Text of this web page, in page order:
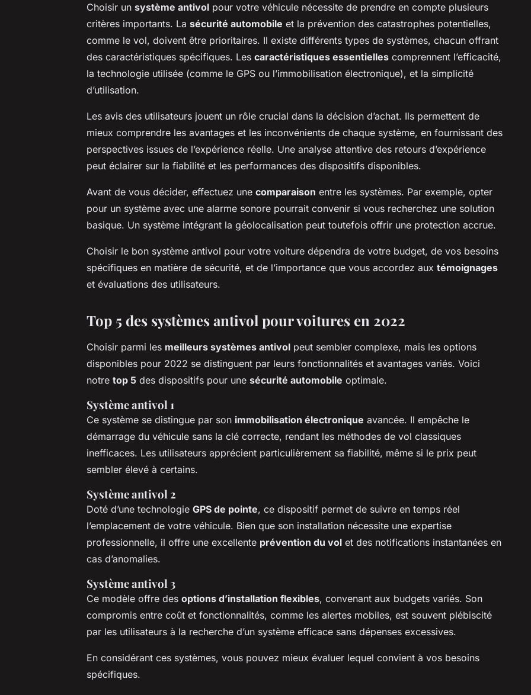
Choisir un système antivol pour votre véhicule nécessite de prendre en compte plusieurs
critères importants. La sécurité automobile et la prévention des catastrophes potentielles,
comme le vol, doivent être prioritaires. Il existe différents types de systèmes, chacun offrant
des caractéristiques spécifiques. Les caractéristiques essentielles comprennent l’efficacité,
la technologie utilisée (comme le GPS ou l’immobilisation électronique), et la simplicité
d’utilisation.
Les avis des utilisateurs jouent un rôle crucial dans la décision d’achat. Ils permettent de
mieux comprendre les avantages et les inconvénients de chaque système, en fournissant des
perspectives issues de l’expérience réelle. Une analyse attentive des retours d’expérience
peut éclairer sur la fiabilité et les performances des dispositifs disponibles.
Avant de vous décider, effectuez une comparaison entre les systèmes. Par exemple, opter
pour un système avec une alarme sonore pourrait convenir si vous recherchez une solution
basique. Un système intégrant la géolocalisation peut toutefois offrir une protection accrue.
Choisir le bon système antivol pour votre voiture dépendra de votre budget, de vos besoins
spécifiques en matière de sécurité, et de l’importance que vous accordez aux témoignages
et évaluations des utilisateurs.
Top 5 des systèmes antivol pour voitures en 2022
Choisir parmi les meilleurs systèmes antivol peut sembler complexe, mais les options
disponibles pour 2022 se distinguent par leurs fonctionnalités et avantages variés. Voici
notre top 5 des dispositifs pour une sécurité automobile optimale.
Système antivol 1
Ce système se distingue par son immobilisation électronique avancée. Il empêche le
démarrage du véhicule sans la clé correcte, rendant les méthodes de vol classiques
inefficaces. Les utilisateurs apprécient particulièrement sa fiabilité, même si le prix peut
sembler élevé à certains.
Système antivol 2
Doté d’une technologie GPS de pointe, ce dispositif permet de suivre en temps réel
l’emplacement de votre véhicule. Bien que son installation nécessite une expertise
professionnelle, il offre une excellente prévention du vol et des notifications instantanées en
cas d’anomalies.
Système antivol 3
Ce modèle offre des options d’installation flexibles, convenant aux budgets variés. Son
compromis entre coût et fonctionnalités, comme les alertes mobiles, est souvent plébiscité
par les utilisateurs à la recherche d’un système efficace sans dépenses excessives.
En considérant ces systèmes, vous pouvez mieux évaluer lequel convient à vos besoins
spécifiques.